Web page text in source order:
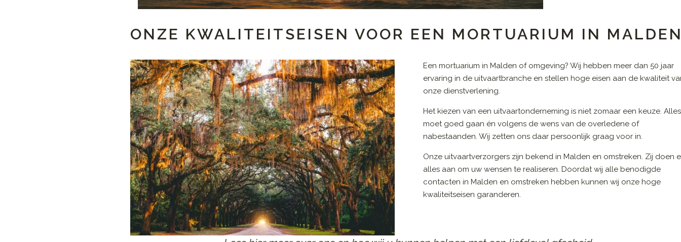
ONZE KWALITEITSEISEN VOOR EEN MORTUARIUM IN
Een mortuarium in Malden of omgeving? Wij hebben meer dan 50 jaar
ervaring in de uitvaartbranche en stellen hoge eisen aan de kwaliteit
onze dienstverlening.
Het kiezen van een uitvaartonderneming is niet zomaar een keuze. Alles
moet goed gaan én volgens de wens van de overledene of
nabestaanden. Wij zetten ons daar persoonlijk graag voor in.
Onze uitvaartverzorgers zijn bekend in Malden en omstreken. Zij doen
alles aan om uw wensen te realiseren. Doordat wij alle benodigde
contacten in Malden en omstreken hebben kunnen wij onze hoge
kwaliteitseisen garanderen.